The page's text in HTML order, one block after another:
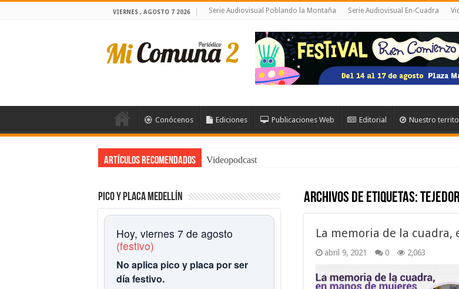
VIERNES , AGOSTO 7 2026 Serie Audiovisual Poblando la Montaña Serie Audiovisual En-Cuadra
Conócenos Ediciones Publicaciones Web Editorial Nuestro
Artículos Recomendados Videopodcast
Archivos de etiquetas:
La memoria de la cuadra,
abril 9, 2021 0 2,063
Pico y placa Medellín
Hoy, viernes 7 de agosto
(festivo)
No aplica pico y placa por ser
día festivo.